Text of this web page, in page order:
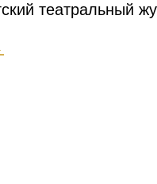
театральный